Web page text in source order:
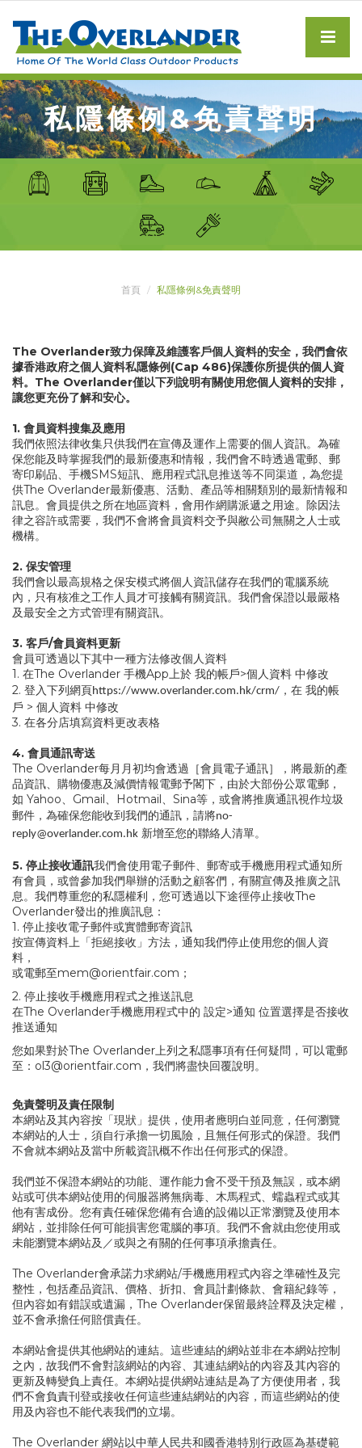
私隱條例&免責聲明
首頁 私隱條例&免責聲明
The Overlander致力保障及維護客戶個人資料的安全，我們會依
據香港政府之個人資料私隱條例(Cap 486)保護你所提供的個人資
料。The Overlander僅以下列說明有關使用您個人資料的安排，
讓您更充份了解和安心。
1. 會員資料搜集及應用
我們依照法律收集只供我們在宣傳及運作上需要的個人資訊。為確
保您能及時掌握我們的最新優惠和情報，我們會不時透過電郵、郵
寄印刷品、手機SMS短訊、應用程式訊息推送等不同渠道，為您提
供The Overlander最新優惠、活動、產品等相關類別的最新情報和
訊息。會員提供之所在地區資料，會用作網購派遞之用途。除因法
律之容許或需要，我們不會將會員資料交予與敝公司無關之人士或
機構。
2. 保安管理
我們會以最高規格之保安模式將個人資訊儲存在我們的電腦系統
內，只有核准之工作人員才可接觸有關資訊。我們會保證以最嚴格
及最安全之方式管理有關資訊。
3. 客戶/會員資料更新
會員可透過以下其中一種方法修改個人資料
1. 在The Overlander 手機App上於 我的帳戶>個人資料 中修改
2. 登入下列網頁https://www.overlander.com.hk/crm/ ，在 我的帳
戶 > 個人資料 中修改
3. 在各分店填寫資料更改表格
4. 會員通訊寄送
The Overlander每月月初均會透過［會員電子通訊］，將最新的產
品資訊、購物優惠及減價情報電郵予閣下，由於大部份公眾電郵，
如 Yahoo、Gmail、Hotmail、Sina等，或會將推廣通訊視作垃圾
郵件，為確保您能收到我們的通訊，請將no-
reply@overlander.com.hk 新增至您的聯絡人清單。
5. 停止接收通訊我們會使用電子郵件、郵寄或手機應用程式通知所
有會員，或曾參加我們舉辦的活動之顧客們，有關宣傳及推廣之訊
息。我們尊重您的私隱權利，您可透過以下途徑停止接收The
Overlander發出的推廣訊息：
1. 停止接收電子郵件或實體郵寄資訊
按宣傳資料上「拒絕接收」方法，通知我們停止使用您的個人資
料，
或電郵至mem@orientfair.com ；
2. 停止接收手機應用程式之推送訊息
在The Overlander手機應用程式中的 設定>通知 位置選擇是否接收
推送通知
您如果對於The Overlander上列之私隱事項有任何疑問，可以電郵
至： ol3@orientfair.com ，我們將盡快回覆說明。
免責聲明及責任限制
本網站及其內容按「現狀」提供，使用者應明白並同意，任何瀏覽
本網站的人士，須自行承擔一切風險，且無任何形式的保證。我們
不會就本網站及當中所載資訊概不作出任何形式的保證。
我們並不保證本網站的功能、運作能力會不受干預及無誤，或本網
站或可供本網站使用的伺服器將無病毒、木馬程式、蠕蟲程式或其
他有害成份。您有責任確保您備有合適的設備以正常瀏覽及使用本
網站，並排除任何可能損害您電腦的事項。我們不會就由您使用或
未能瀏覽本網站及／或與之有關的任何事項承擔責任。
The Overlander會承諾力求網站/手機應用程式內容之準確性及完
整性，包括產品資訊、價格、折扣、會員計劃條款、會籍紀錄等，
但內容如有錯誤或遺漏，The Overlander保留最終詮釋及決定權，
並不會承擔任何賠償責任。
本網站會提供其他網站的連結。這些連結的網站並非在本網站控制
之內，故我們不會對該網站的內容、其連結網站的內容及其內容的
更新及轉變負上責任。本網站提供網站連結是為了方便使用者，我
們不會負責刊登或接收任何這些連結網站的內容，而這些網站的使
用及內容也不能代表我們的立場。
The Overlander 網站以中華人民共和國香港特別行政區為基礎範